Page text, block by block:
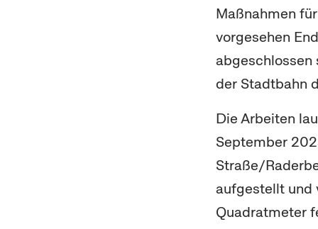
Maßnahmen
vorgesehen
abgeschlossen
der Stadtbahn
Die Arbeiten
September
Straße/
aufgestellt und
Quadratmeter